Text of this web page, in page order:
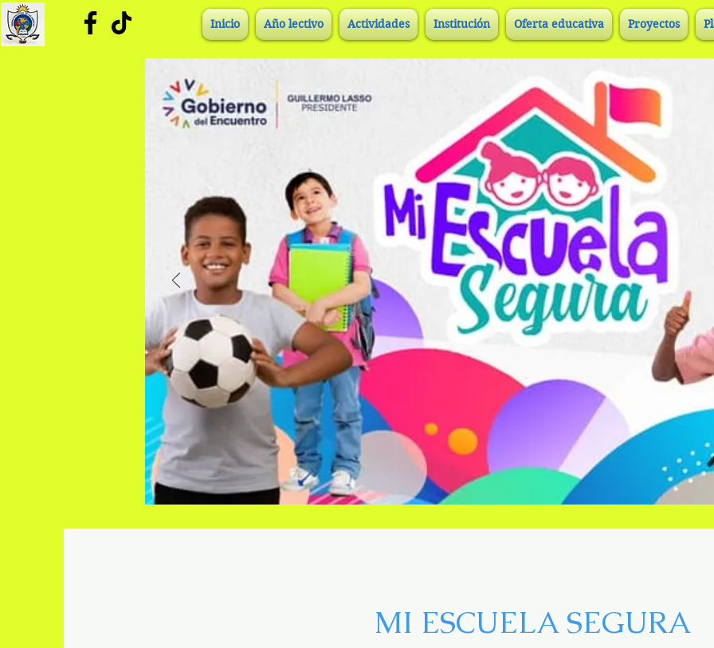
Inicio Año lectivo Actividades Institución Oferta educativa Proyectos
MI ESCUELA SEGURA